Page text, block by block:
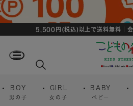
5,500円(税込)以上で送料無料｜
BOY
男の子
GIRL
女の子
BABY
ベビー